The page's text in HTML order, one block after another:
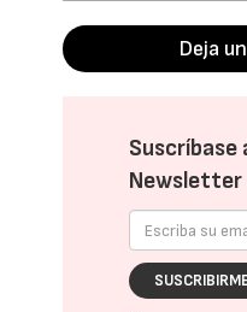
Deja
Suscríbase
Newsletter